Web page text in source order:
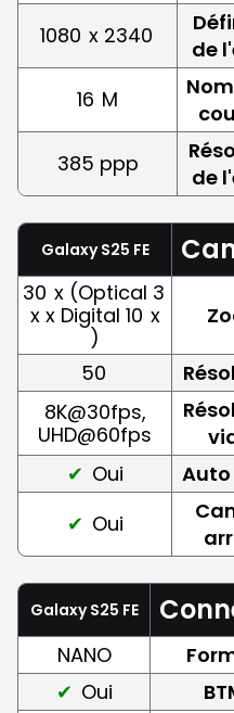
1080 x 2340
de
16 M
385 ppp
de
Galaxy S25 FE
30 x (Optical 3
x x Digital 10 x
)
50
8K@30fps,
UHD@60fps
Oui
Oui
Galaxy S25 FE
NANO
Oui